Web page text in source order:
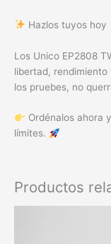
Hazlos tuyos hoy
Los Unico EP2808
libertad,
los pruebes, no
Ordénalos ahora
límites.
Productos